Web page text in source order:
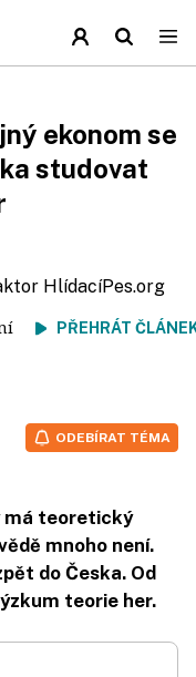
ekonom se
studovat
HlídacíPes.org
PŘEHRÁT
ODEBÍRAT TÉMA
má teoretický
mnoho není.
do Česka. Od
teorie her.